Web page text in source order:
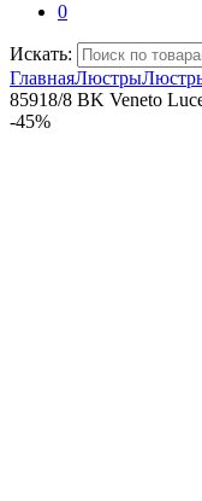
0
Искать:
ГлавнаяЛюстры
85918/8 BK Veneto
-45%